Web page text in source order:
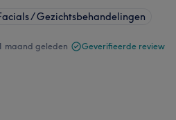
/ Gezichtsbehandelingen
maand geleden Geverifieerde review